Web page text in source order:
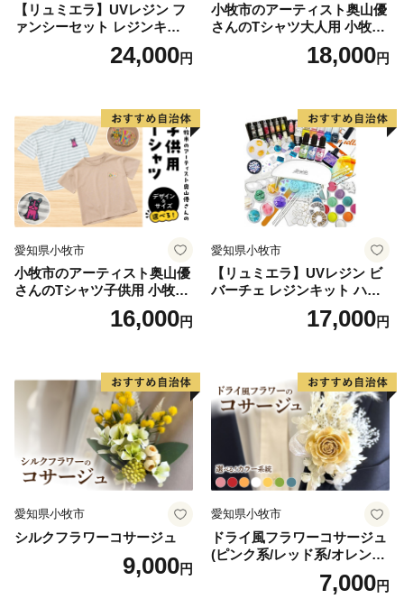
【リュミエラ】UVレジン フ
ァンシーセット レジンキッ
ト ハンドメイド レジンクラ
フト アクセサリーキット 手
24,000円
小牧市のアーティスト奥山優
さんのTシャツ大人用 小牧市
18,000円
愛知県小牧市
小牧市のアーティスト奥山優
さんのTシャツ子供用 小牧市
16,000円
愛知県小牧市
【リュミエラ】UVレジン ビ
バーチェ レジンキット ハン
ドメイド レジンクラフト ア
クセサリーキット 手作り セ
17,000円
愛知県小牧市
シルクフラワーコサージュ
9,000円
愛知県小牧市
ドライ風フラワーコサージュ
(ピンク系/レッド系/オレンジ
系/ホワイト系/イエロー系/グ
リーン系/ブルー系）7,000円